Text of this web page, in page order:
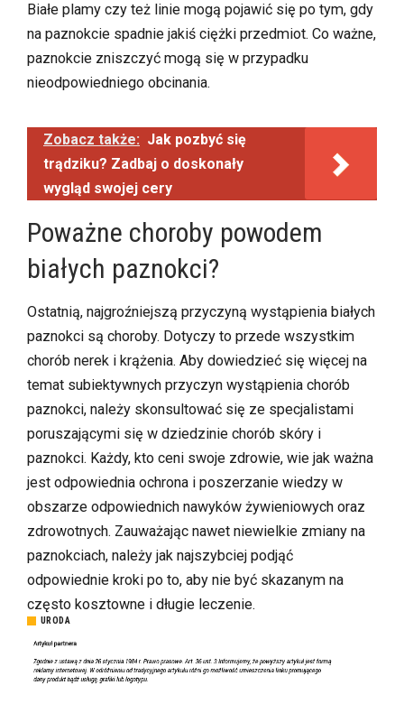
Białe plamy czy też linie mogą pojawić się po tym, gdy
na paznokcie spadnie jakiś ciężki przedmiot. Co ważne,
paznokcie zniszczyć mogą się w przypadku
nieodpowiedniego obcinania.
Zobacz także: Jak pozbyć się
trądziku? Zadbaj o doskonały
wygląd swojej cery
Poważne choroby powodem
białych paznokci?
Ostatnią, najgroźniejszą przyczyną wystąpienia białych
paznokci są choroby. Dotyczy to przede wszystkim
chorób nerek i krążenia. Aby dowiedzieć się więcej na
temat subiektywnych przyczyn wystąpienia chorób
paznokci, należy skonsultować się ze specjalistami
poruszającymi się w dziedzinie chorób skóry i
paznokci. Każdy, kto ceni swoje zdrowie, wie jak ważna
jest odpowiednia ochrona i poszerzanie wiedzy w
obszarze odpowiednich nawyków żywieniowych oraz
zdrowotnych. Zauważając nawet niewielkie zmiany na
paznokciach, należy jak najszybciej podjąć
odpowiednie kroki po to, aby nie być skazanym na
często kosztowne i długie leczenie.
URODA